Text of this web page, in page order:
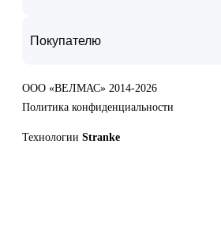
Покупателю
ООО «ВЕЛМАС» 2014-2026
Политика конфиденциальности
Технологии Stranke